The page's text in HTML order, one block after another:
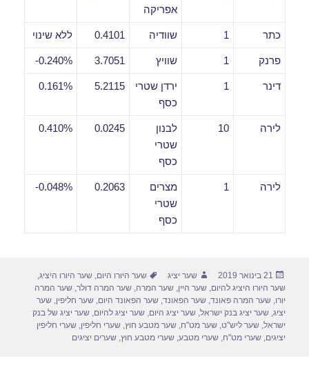
אפריקה
כתר 1 שוודיה 0.4101 ללא שינוי
פרנק 1 שוויץ 3.7051
0.240%-
דינר 1
ירדן שטרי
כסף
5.2115
0.161%
לירה 10
לבנון
שטרי
כסף
0.0245
0.410%
לירה 1
מצרים
שטרי
כסף
0.2063
0.048%-
פורסם
בתאריך
21 בינואר 2019 מחבר
שער יציג תגיות
שער היורו היום,שער היורו היציג,
שער היורו היציג להיום,שער היין,שער המרה,שער המרה דולר,שער המרה
יורו,שער המרה פאונד,שער הפאונד,שער הפאונד היום,שער חליפין,שער
יציג,שער יציג בנק ישראל,שער יציג היום,שער יציג להיום,שער יציג של בנק
ישראל,שער ליש"ט,שער מט"ח,שער מטבע חוץ,שערי חליפין,שערי חליפין
יציגים,שערי מט"ח,שערי מטבע,שערי מטבע חוץ,שערים יציגים